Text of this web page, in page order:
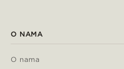
O NAMA
O nama